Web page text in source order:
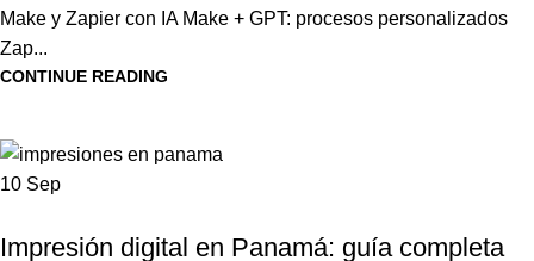
Make y Zapier con IA Make + GPT: procesos personalizados
Zap...
CONTINUE READING
10 Sep
Impresión digital en Panamá: guía completa